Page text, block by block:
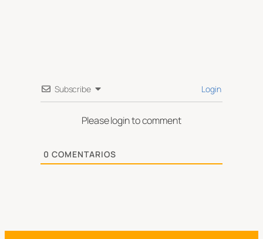
Subscribe Login
Please login to comment
0 COMENTARIOS